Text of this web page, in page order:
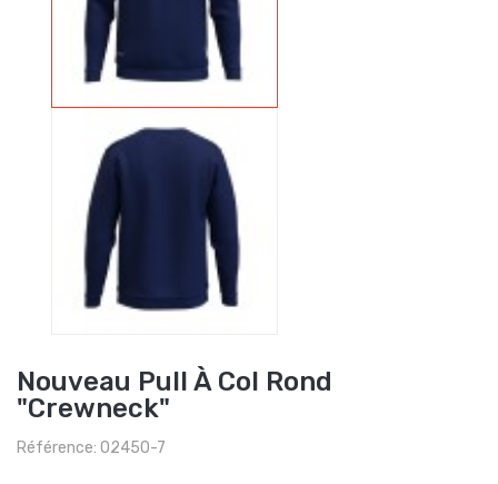
Nouveau Pull À Col Rond
"Crewneck"
Référence: O2450-7